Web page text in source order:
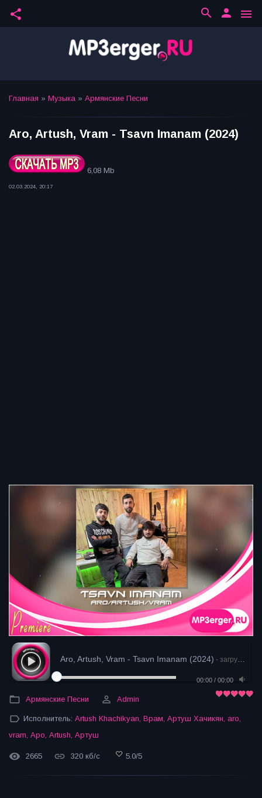
share menu
person
search
Главная » Музыка » Армянские Песни
Aro, Artush, Vram - Tsavn Imanam (2024)
6,08 Mb
02.03.2024, 20:17
Aro, Artush, Vram - Tsavn Imanam (2024) - загрузка
00:00 / 00:00
Армянские Песни Admin
Исполнитель: Artush Khachikyan Врам Артуш Хачикян aro
vram, Аро, Artush, Артуш
2665 320 кб/с 5.0/5